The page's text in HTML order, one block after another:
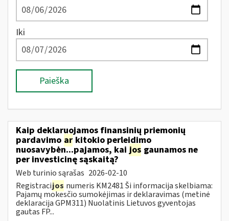
Iki
Paieška
Kaip deklaruojamos finansinių priemonių
pardavimo ar kitokio perleidimo
nuosavybėn...pajamos, kai jos gaunamos ne
per investicinę sąskaitą?
Web turinio sąrašas 2026-02-10
Registracijos numeris KM2481 Ši informacija skelbiama:
Pajamų mokesčio sumokėjimas ir deklaravimas (metinė
deklaracija GPM311) Nuolatinis Lietuvos gyventojas
gautas FP...